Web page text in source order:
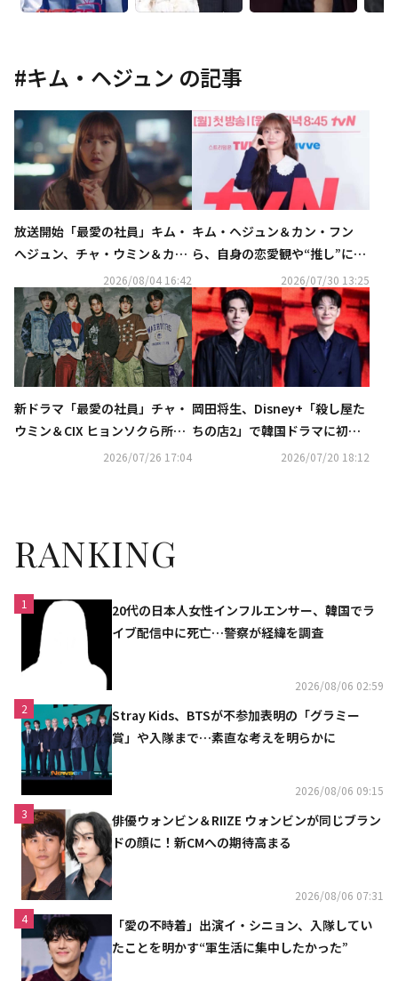
#キム・ヘジュン の記事
放送開始「最愛の社員」キム・
へジュン、チャ・ウミン＆カ
ン・フンとの初対面に注目【ネ
タバレあり】
2026/08/04 16:42
キム・ヘジュン＆カン・フン
ら、自身の恋愛観や“推し”につ
いて語る「芸能人との恋愛は負
担」
2026/07/30 13:25
新ドラマ「最愛の社員」チャ・
ウミン＆CIX ヒョンソクら所属
のアイドルグループD․N․Xのビ
2026/07/26 17:04
岡田将生、Disney+「殺し屋た
ちの店2」で韓国ドラマに初挑
戦！イ・ドンウクらから学んだ
2026/07/20 18:12
RANKING
1
20代の日本人女性インフルエンサー、韓国でラ
イブ配信中に死亡…警察が経緯を調査
2026/08/06 02:59
2
Stray Kids、BTSが不参加表明の「グラミー
賞」や入隊まで…素直な考えを明らかに
2026/08/06 09:15
3
俳優ウォンビン＆RIIZE ウォンビンが同じブラン
ドの顔に！新CMへの期待高まる
2026/08/06 07:31
4
「愛の不時着」出演イ・シニョン、入隊してい
たことを明かす“軍生活に集中したかった”